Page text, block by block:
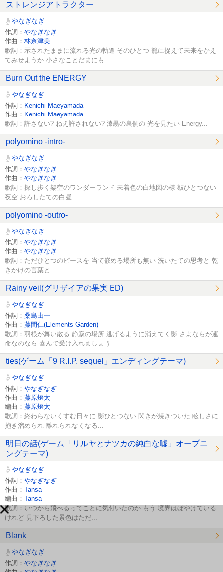
ストレンジアトラクター
やなぎなぎ
作詞： やなぎなぎ
作曲： 林奈津美
歌詞：示されたままに流れる光の軌道 そのひとつ 籠に捉えて未来をかえ
てみせようか 小さなことだまにも...
Burn Out the ENERGY
やなぎなぎ
作詞： Kenichi Maeyamada
作曲： Kenichi Maeyamada
歌詞：許さない? ねえ許されない? 漆黒の裏側の 光を見たい Energy...
polyomino -intro-
やなぎなぎ
作詞： やなぎなぎ
作曲： やなぎなぎ
歌詞：探し歩く架空のワンダーランド 未着色の白地図の様 皺ひとつない
夜空 おろしたての白昼...
polyomino -outro-
やなぎなぎ
作詞： やなぎなぎ
作曲： やなぎなぎ
歌詞：ただひとつのピースを 当て嵌める場所も無い 洗いたての思考と 乾
きかけの言葉と...
Rainy veil(グリザイアの果実 ED)
やなぎなぎ
作詞： 桑島由一
作曲： 藤間仁(Elements Garden)
歌詞：羽根が舞い散る 静寂の場所 逃げるように消えてく影 さよならが運
命なのなら 喜んで受け入れましょう...
ties(ゲーム「9 R.I.P. sequel」エンディングテーマ)
やなぎなぎ
作詞： やなぎなぎ
作曲： 藤原燈太
編曲： 藤原燈太
歌詞：終わらないくすむ日々に 影ひとつない 閃きが焼きついた 眩しさに
抱き溜められ 離れられなくなる...
明日の話(ゲーム「リルヤとナツカの純白な嘘」オープニ
ングテーマ)
やなぎなぎ
作詞： やなぎなぎ
作曲： Tansa
編曲： Tansa
歌詞：いつから飛べるってことに気付いたのか もう 境界はぼやけている
けれど 見下ろした景色はただ...
Blank
やなぎなぎ
作詞： やなぎなぎ